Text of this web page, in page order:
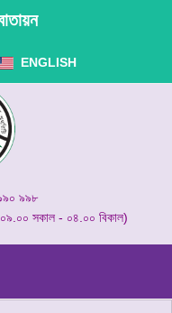
ENGLISH
৯৯৮
(০৯.০০ সকাল - ০৪.০০ বিকাল)